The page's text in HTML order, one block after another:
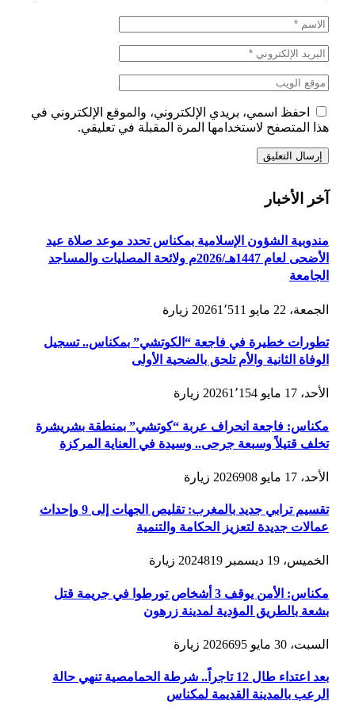
احفظ اسمي، بريدي الإلكتروني، والموقع الإلكتروني في
هذا المتصفح لاستخدامها المرة المقبلة في تعليقي.
آخر الأخبار
مندوبية الشؤون الإسلامية بمكناس تحدد موعد صلاة عيد
الأضحى لعام 1447هـ/2026م ولائحة المصليات والمساجد
الجامعة
الجمعة، 22 مايو 2026 1٬511 زيارة
تطورات خطيرة في فاجعة “الكوتشي” بمكناس.. تسجيل
الوفاة الثانية والأم تلحق بالضحية الأولى
الأحد، 17 مايو 2026 1٬154 زيارة
مكناس: فاجعة انحراف عربة “كوتشي” بمنطقة بشريشرة
تخلف قتيلاً وسبعة جرحى.. وسيدة في العناية المركزة
الأحد، 17 مايو 2026 908 زيارة
تقسيم ترابي جديد بالمغرب: تقليص الجهات إلى 9 وإحداث
عمالات جديدة لتعزيز الحكامة والتنمية
الخميس، 19 ديسمبر 2024 819 زيارة
مكناس: الأمن يوقف 3 أشخاص تورطوا في جريمة قتل
بشعة بالطريق المؤدية لمدينة زرهون
السبت، 30 مايو 2026 695 زيارة
بعد اعتداء طال 12 تاجراً.. شرطة الحمامصية تنهي حالة
الرعب بالمدينة القديمة لمكناس